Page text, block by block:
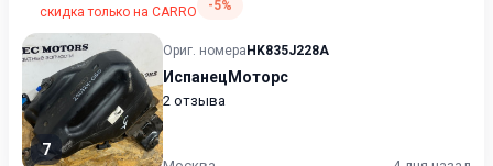
скидка только на CARRO -5%
7
Ориг. номера HK835J228A
ИспанецМоторс
2 отзыва